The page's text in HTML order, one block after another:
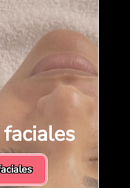
faciales